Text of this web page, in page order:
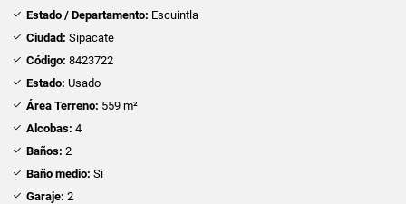
Estado / Departamento: Escuintla
Ciudad: Sipacate
Código: 8423722
Estado: Usado
Área Terreno: 559 m²
Alcobas: 4
Baños: 2
Baño medio: Si
Garaje: 2